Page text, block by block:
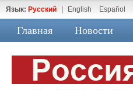
Язык: Русский English Español
Главная Новости